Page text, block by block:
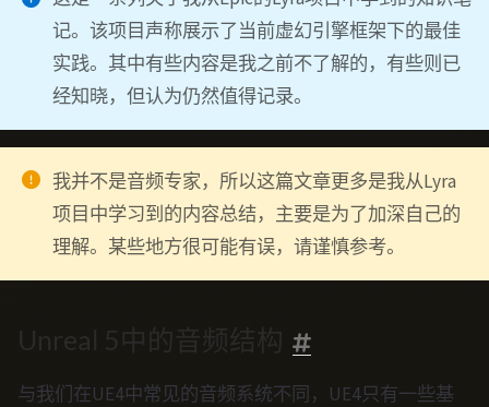
记。该项目声称展示了当前虚幻引擎框架下的最佳
实践。其中有些内容是我之前不了解的，有些则已
经知晓，但认为仍然值得记录。
我并不是音频专家，所以这篇文章更多是我从Lyra
项目中学习到的内容总结，主要是为了加深自己的
理解。某些地方很可能有误，请谨慎参考。
Unreal 5中的音频结构
与我们在UE4中常见的音频系统不同，UE4只有一些基